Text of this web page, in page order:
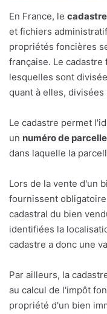
En France, le cadastre
et fichiers
propriétés foncières
française. Le
lesquelles sont
quant à elles,
Le cadastre permet
un numéro de parcelle
dans laquelle la
Lors de la vente d'un
fournissent
cadastral du bien
identifiées la
cadastre a donc une
Par ailleurs, la
au calcul de l'impôt
propriété d'un bien